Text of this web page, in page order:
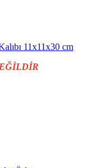
11x11x30 cm